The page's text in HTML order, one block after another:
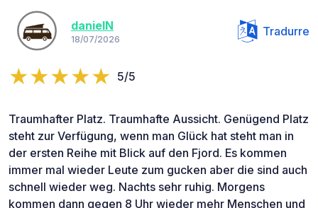
danielN
18/07/2026
Tradurre
5/5
Traumhafter Platz. Traumhafte Aussicht. Genügend Platz
steht zur Verfügung, wenn man Glück hat steht man in
der ersten Reihe mit Blick auf den Fjord. Es kommen
immer mal wieder Leute zum gucken aber die sind auch
schnell wieder weg. Nachts sehr ruhig. Morgens
kommen dann gegen 8 Uhr wieder mehr Menschen und